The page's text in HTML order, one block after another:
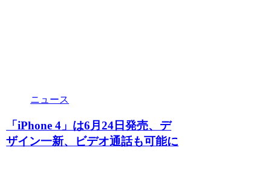
ニュース
「iPhone 4」は6月24日発売、デ
ザイン一新、ビデオ通話も可能に